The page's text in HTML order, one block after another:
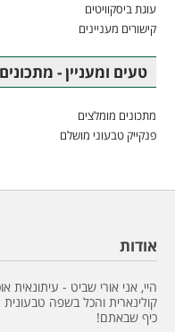
עוגת ביסקוויטים
קישורים מעניינים
טעים ומעניין -
מתכונים מומלצים
פנקייק טבעוני מושלם
אודות
היי, אני אורי שביט - עיתונאית
קולינארית והכל בשפה
כיף שבאתם!